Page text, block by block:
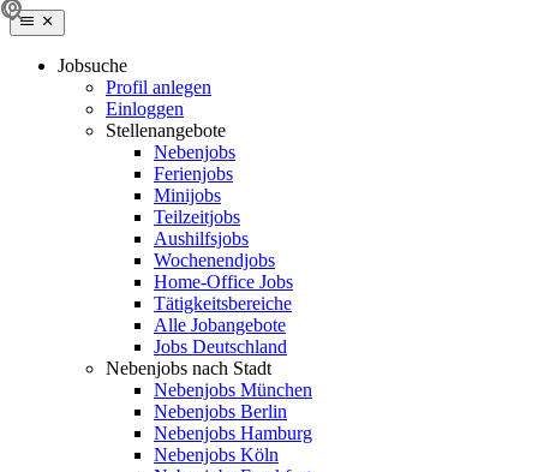
Jobsuche
Profil anlegen
Einloggen
Stellenangebote
Nebenjobs
Ferienjobs
Minijobs
Teilzeitjobs
Aushilfsjobs
Wochenendjobs
Home-Office Jobs
Tätigkeitsbereiche
Alle Jobangebote
Jobs Deutschland
Nebenjobs nach Stadt
Nebenjobs München
Nebenjobs Berlin
Nebenjobs Hamburg
Nebenjobs Köln